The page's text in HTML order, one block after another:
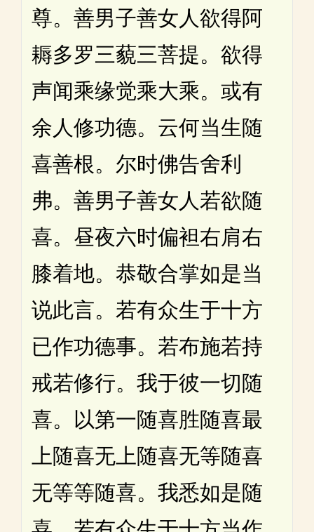
尊。善男子善女人欲得阿
耨多罗三藐三菩提。欲得
声闻乘缘觉乘大乘。或有
余人修功德。云何当生随
喜善根。尔时佛告舍利
弗。善男子善女人若欲随
喜。昼夜六时偏袒右肩右
膝着地。恭敬合掌如是当
说此言。若有众生于十方
已作功德事。若布施若持
戒若修行。我于彼一切随
喜。以第一随喜胜随喜最
上随喜无上随喜无等随喜
无等等随喜。我悉如是随